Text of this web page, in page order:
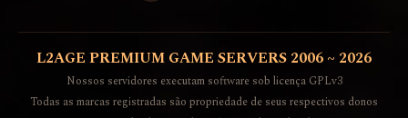
L2AGE PREMIUM GAME SERVERS 2006 ~ 2026
Nossos servidores executam software sob licença GPLv3
Todas as marcas registradas são propriedade de seus respectivos donos